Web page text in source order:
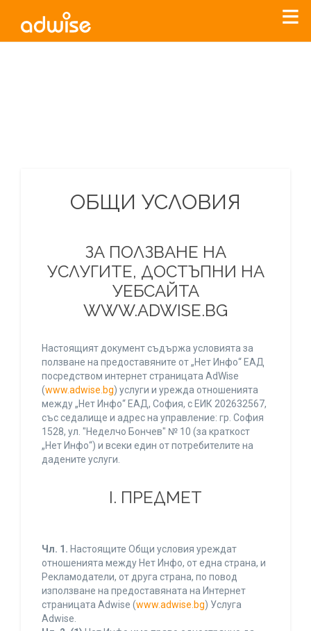
ОБЩИ УСЛОВИЯ
ЗА ПОЛЗВАНЕ НА
УСЛУГИТЕ, ДОСТЪПНИ НА
УЕБСАЙТА
WWW.ADWISE.BG
Настоящият документ съдържа условията за
ползване на предоставяните от „Нет Инфо“ ЕАД
посредством интернет страницата AdWise
(www.adwise.bg) услуги и урежда отношенията
между „Нет Инфо“ ЕАД, София, с ЕИК 202632567,
със седалище и адрес на управление: гр. София
1528, ул. "Неделчо Бончев" № 10 (за краткост
„Нет Инфо“) и всеки един от потребителите на
дадените услуги.
І. ПРЕДМЕТ
Чл. 1. Настоящите Общи условия уреждат
отношенията между Нет Инфо, от една страна, и
Рекламодатели, от друга страна, по повод
използване на предоставяната на Интернет
страницата Adwise (www.adwise.bg) Услуга
Adwise.